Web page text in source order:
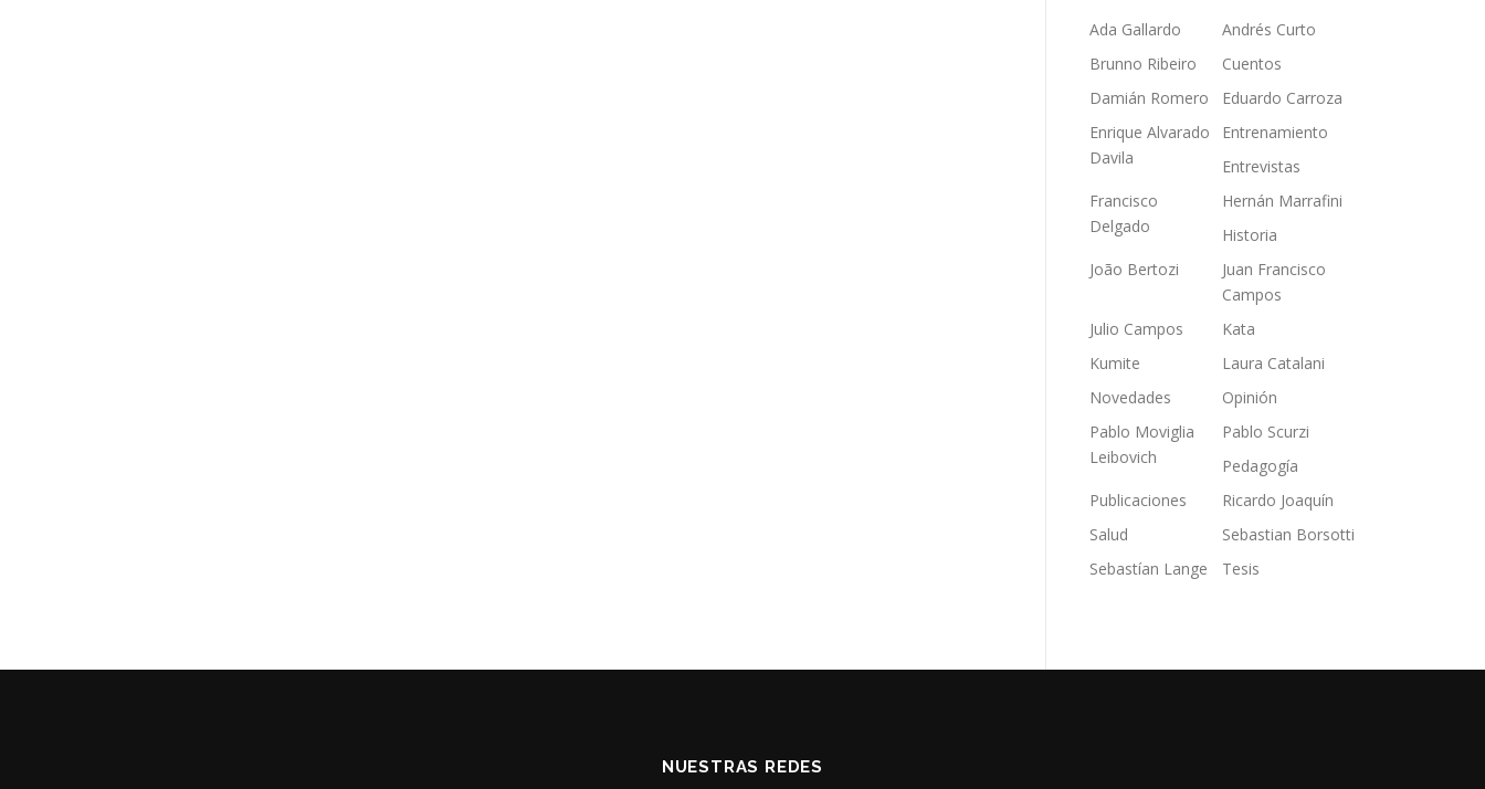
Ada Gallardo
Andrés Curto
Brunno Ribeiro
Cuentos
Damián Romero
Eduardo Carroza
Enrique Alvarado
Davila
Entrenamiento
Entrevistas
Francisco
Delgado
Hernán Marrafini
Historia
João Bertozi
Juan Francisco
Campos
Julio Campos
Kata
Kumite
Laura Catalani
Novedades
Opinión
Pablo Moviglia
Leibovich
Pablo Scurzi
Pedagogía
Publicaciones
Ricardo Joaquín
Salud
Sebastian Borsotti
Sebastían Lange
Tesis
NUESTRAS REDES